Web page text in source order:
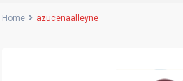
Home azucenaalleyne